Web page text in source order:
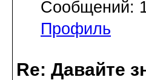
Сообщений:
Профиль
Re: Давайте